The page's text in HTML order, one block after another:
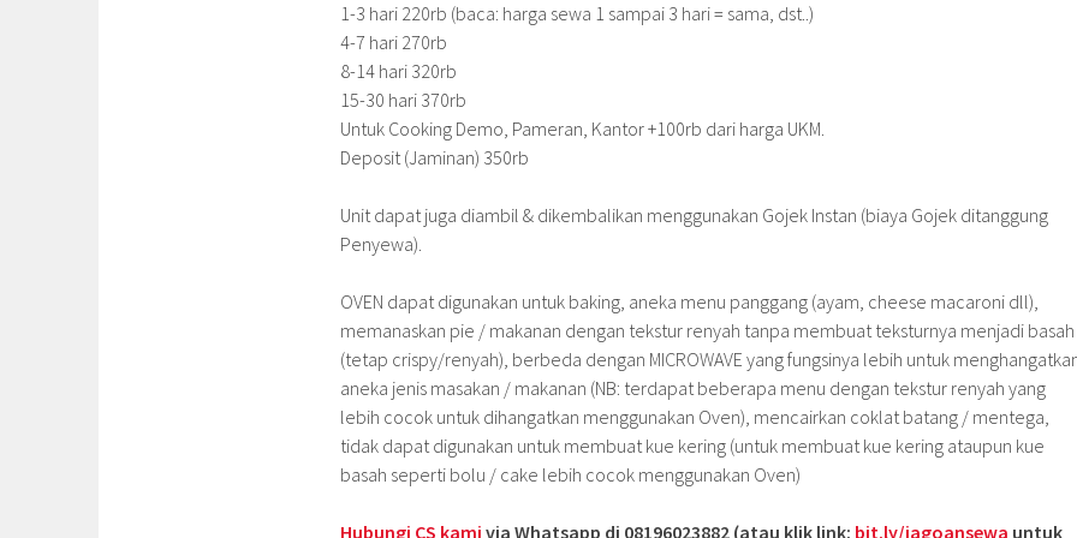
1-3 hari 220rb (baca: harga sewa 1 sampai 3 hari = sama, dst..)
4-7 hari 270rb
8-14 hari 320rb
15-30 hari 370rb
Untuk Cooking Demo, Pameran, Kantor +100rb dari harga UKM.
Deposit (Jaminan) 350rb
Unit dapat juga diambil & dikembalikan menggunakan Gojek Instan (biaya Gojek ditanggung
Penyewa).
OVEN dapat digunakan untuk baking, aneka menu panggang (ayam, cheese macaroni dll),
memanaskan pie / makanan dengan tekstur renyah tanpa membuat teksturnya menjadi basah
(tetap crispy/renyah), berbeda dengan MICROWAVE yang fungsinya lebih untuk
aneka jenis masakan / makanan (NB: terdapat beberapa menu dengan tekstur renyah yang
lebih cocok untuk dihangatkan menggunakan Oven), mencairkan coklat batang / mentega,
tidak dapat digunakan untuk membuat kue kering (untuk membuat kue kering ataupun kue
basah seperti bolu / cake lebih cocok menggunakan Oven)
Hubungi CS kami via Whatsapp di 08196023882 (atau klik link: bit.ly/jagoansewa untuk